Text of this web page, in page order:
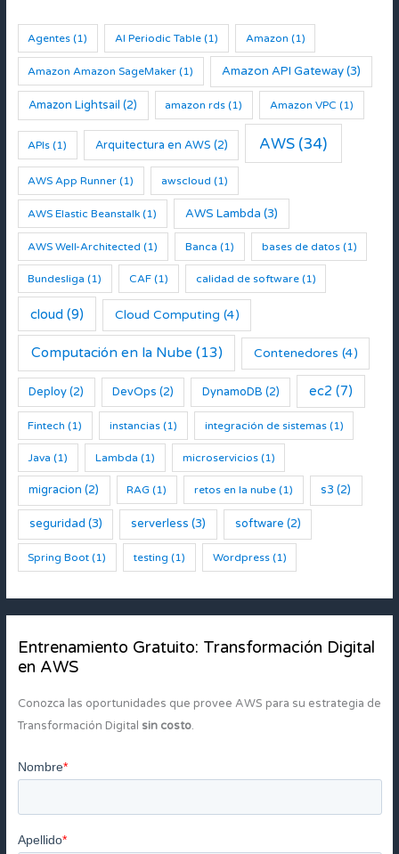
Agentes (1) AI Periodic Table (1) Amazon (1)
Amazon Amazon SageMaker (1) Amazon API Gateway(3)
Amazon Lightsail (2) amazon rds (1) Amazon VPC (1)
APIs (1) Arquitectura en AWS (2) AWS (34)
AWS App Runner (1) awscloud (1)
AWS Elastic Beanstalk (1) AWS Lambda (3)
AWS Well-Architected (1) Banca (1) bases de datos(1)
Bundesliga (1) CAF (1) calidad de software(1)
cloud (9) Cloud Computing (4)
Computación en la Nube (13) Contenedores (4)
Deploy(2) DevOps (2) DynamoDB (2) ec2 (7)
Fintech (1) instancias (1) integración de sistemas(1)
Java (1) Lambda (1) microservicios(1)
migracion (2) RAG (1) retos en la nube(1) s3 (2)
seguridad (3) serverless (3) software (2)
Spring Boot (1) testing (1) Wordpress(1)
Entrenamiento Gratuito: Transformación Digital
en AWS
Conozca las oportunidades que provee AWS para su estrategia de
Transformación Digital sin costo.